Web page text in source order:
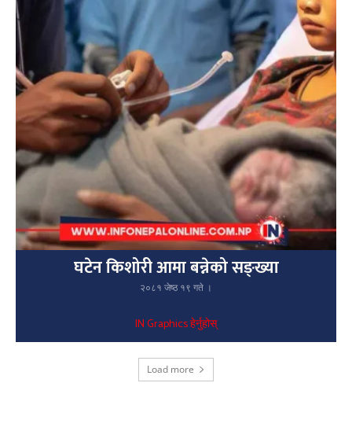
घटेन किशोरी आमा बन्नेको सङ्ख्या
२०८१ जेष्ठ १९ गते ।
IN Graphics हेर्नुहोस्
Load more